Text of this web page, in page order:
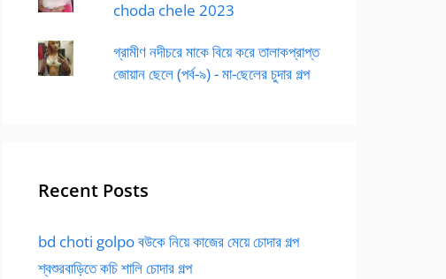
choda chele 2023
গ্রামীণ নদীচরে মাকে বিয়ে করে তালাকপ্রাপ্ত
জোয়ান ছেলে (পর্ব-৯) - মা-ছেলের চুদার গল্প
Recent Posts
bd choti golpo বউকে নিয়ে কাজের মেয়ে চোদার গল্প
শ্বশুরবাড়িতে কচি শালি চোদার গল্প